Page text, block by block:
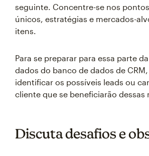
seguinte. Concentre-se nos
únicos, estratégias e mercados-
itens.
Para se preparar para essa parte
dados do banco de dados de
identificar os possíveis leads ou
cliente que se beneficiarão dessas
Discuta desafios e